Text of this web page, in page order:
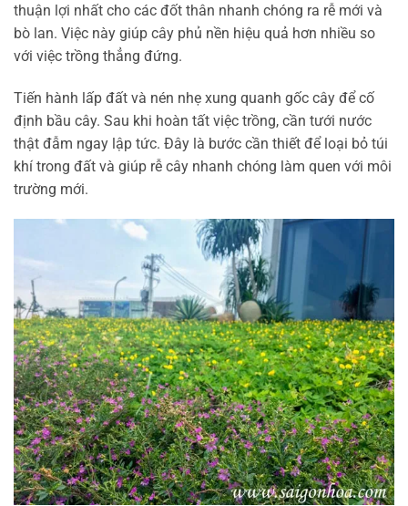
thuận lợi nhất cho các đốt thân nhanh chóng ra rễ mới và
bò lan. Việc này giúp cây phủ nền hiệu quả hơn nhiều so
với việc trồng thẳng đứng.
Tiến hành lấp đất và nén nhẹ xung quanh gốc cây để cố
định bầu cây. Sau khi hoàn tất việc trồng, cần tưới nước
thật đẫm ngay lập tức. Đây là bước cần thiết để loại bỏ túi
khí trong đất và giúp rễ cây nhanh chóng làm quen với môi
trường mới.